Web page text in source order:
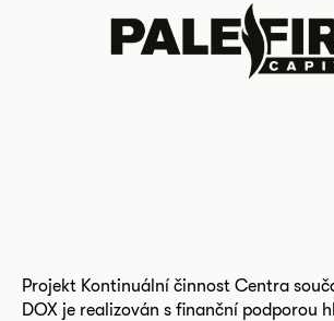
Projekt Kontinuální činnost Centra
DOX je realizován s finanční podporou